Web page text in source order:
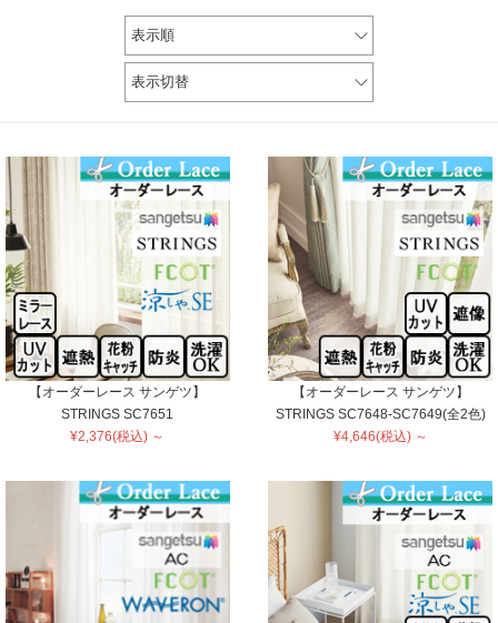
表示順
表示切替
【オーダーレース サンゲツ】
STRINGS SC7651
¥2,376(税込) ～
【オーダーレース サンゲツ】
STRINGS SC7648-SC7649(全2色)
¥4,646(税込) ～